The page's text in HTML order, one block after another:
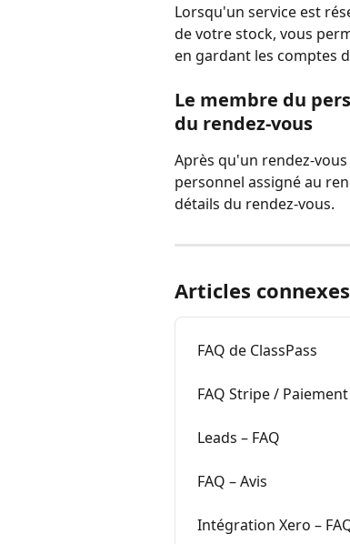
Lorsqu'un service est
de votre stock, vous
en gardant les comptes
Le membre du
du rendez-vous
Après qu'un rendez-
personnel assigné au
détails du rendez-vous.
Articles connexes
FAQ de ClassPass
FAQ Stripe / Paiement
Leads – FAQ
FAQ – Avis
Intégration Xero –